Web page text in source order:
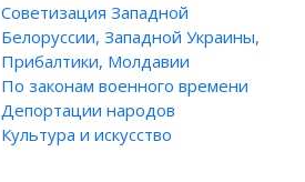
Советизация Западной
Белоруссии, Западной Украины,
Прибалтики, Молдавии
По законам военного времени
Депортации народов
Культура и искусство